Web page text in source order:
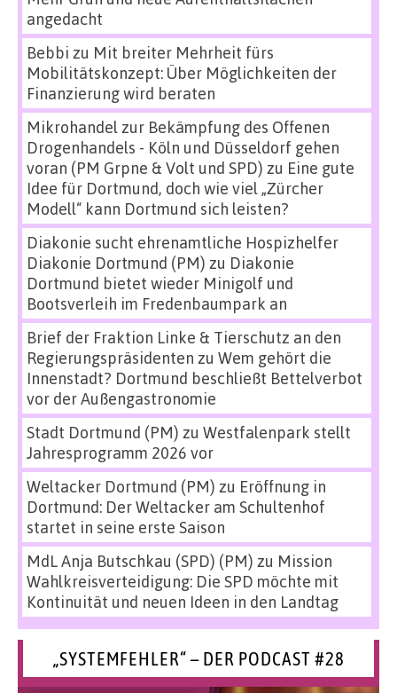
angedacht
Bebbi zu Mit breiter Mehrheit fürs
Mobilitätskonzept: Über Möglichkeiten der
Finanzierung wird beraten
Mikrohandel zur Bekämpfung des Offenen
Drogenhandels - Köln und Düsseldorf gehen
voran (PM Grpne & Volt und SPD) zu Eine gute
Idee für Dortmund, doch wie viel „Zürcher
Modell“ kann Dortmund sich leisten?
Diakonie sucht ehrenamtliche Hospizhelfer
Diakonie Dortmund (PM) zu Diakonie
Dortmund bietet wieder Minigolf und
Bootsverleih im Fredenbaumpark an
Brief der Fraktion Linke & Tierschutz an den
Regierungspräsidenten zu Wem gehört die
Innenstadt? Dortmund beschließt Bettelverbot
vor der Außengastronomie
Stadt Dortmund (PM) zu Westfalenpark stellt
Jahresprogramm 2026 vor
Weltacker Dortmund (PM) zu Eröffnung in
Dortmund: Der Weltacker am Schultenhof
startet in seine erste Saison
MdL Anja Butschkau (SPD) (PM) zu Mission
Wahlkreisverteidigung: Die SPD möchte mit
Kontinuität und neuen Ideen in den Landtag
„SYSTEMFEHLER“ – DER PODCAST #28